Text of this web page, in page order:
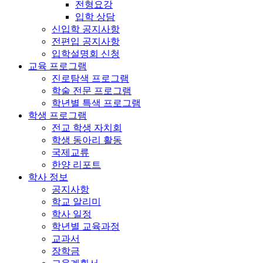
전형요강
입학 상담
신입학 공지사항
전편입 공지사항
입학설명회 신청
교육 프로그램
진로탐색 프로그램
학술 전문 프로그램
학년별 특색 프로그램
학생 프로그램
전교 학생 자치회
학생 동아리 활동
국제교류
한양 리포트
학사 정보
공지사항
학교 알리미
학사 일정
학년별 교육과정
교과서
장학금